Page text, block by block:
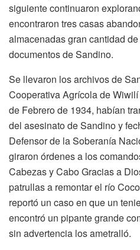
siguiente continuaron
encontraron tres casas
almacenadas gran cantidad
documentos de Sandino.
Se llevaron los archivos de
Cooperativa Agrícola de
de Febrero de 1934, habían
del asesinato de Sandino y
Defensor de la Soberanía
giraron órdenes a los
Cabezas y Cabo Gracias a
patrullas a remontar el río
reportó un caso en que un
encontró un pipante grande
sin advertencia los ametralló.